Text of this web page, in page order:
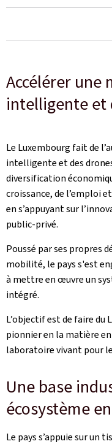
Accélérer une
intelligente et
Le Luxembourg fait de
intelligente et des
diversification
croissance, de l’emploi
en s’appuyant sur
public-privé.
Poussé par ses propres
mobilité, le pays s'est
à mettre en œuvre un
intégré.
L’objectif est de faire du
pionnier en la matière
laboratoire vivant pour
Une base
écosystème
Le pays s’appuie sur un